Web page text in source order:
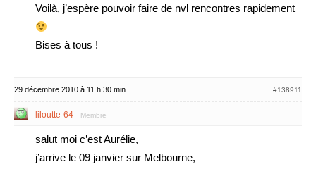
Voilà, j’espère pouvoir faire de nvl rencontres rapidement
Bises à tous !
29 décembre 2010 à 11 h 30 min #138911
liloutte-64 Membre
salut moi c’est Aurélie,
j’arrive le 09 janvier sur Melbourne,